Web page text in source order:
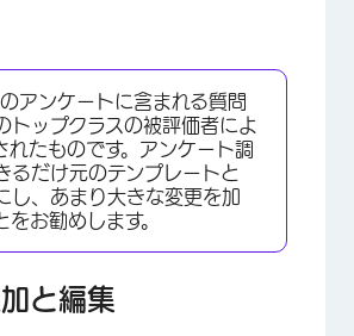
アンケートに含まれる質問
トップクラスの被評価者によ
れたものです。アンケート調
るだけ元のテンプレートと
し、あまり大きな変更を加
をお勧めします。
と編集